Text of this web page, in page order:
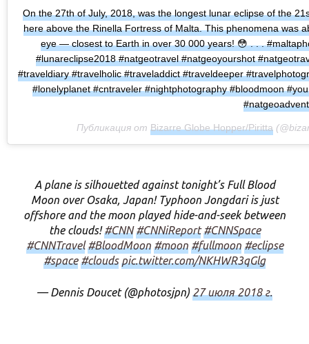
On the 27th of July, 2018, was the longest lunar eclipse of the
here above the Rinella Fortress of Malta. This phenomena was
eye — closest to Earth in over 30 000 years!😳. . .
#lunareclipse2018 #natgeotravel #natgeoyourshot
#traveldiary #travelholic #traveladdict #traveldeeper
#lonelyplanet #cntraveler #nightphotography #bloodmoon
Публикация от Bizarre Globe Hopper/Piritta
A plane is silhouetted against tonight’s Full Blood
Moon over Osaka, Japan! Typhoon Jongdari is just
offshore and the moon played hide-and-seek between
the clouds!#CNN #CNNiReport #CNNSpace
#CNNTravel #BloodMoon #moon #fullmoon #eclipse
#space #clouds pic.twitter.com/NKHWR3qGlg
— Dennis Doucet (@photosjpn) 27 июля 2018 г.